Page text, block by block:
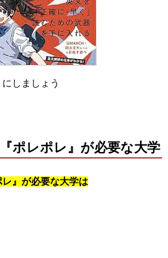
しましょう
ポレポレ』が必要な大学
』が必要な大学は